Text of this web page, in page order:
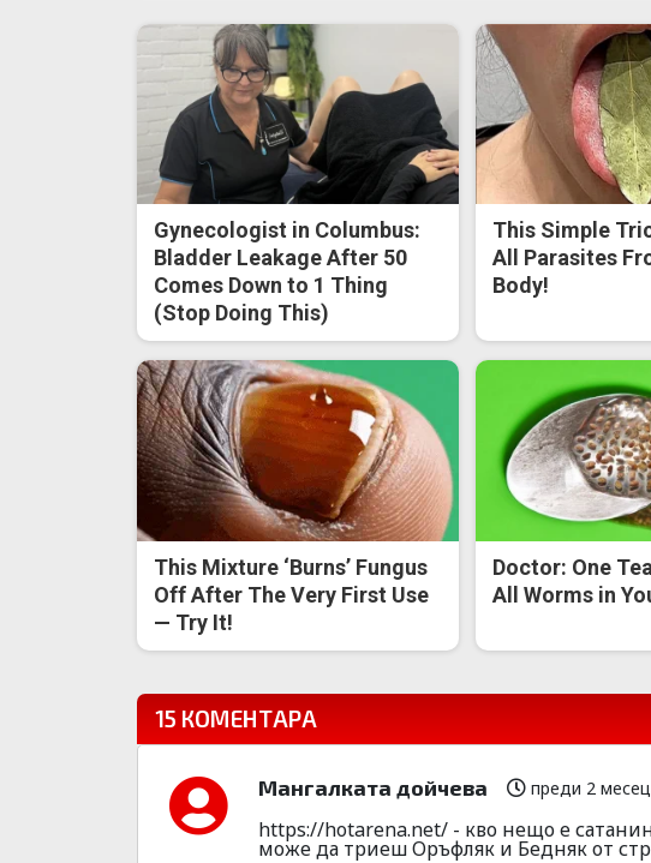
Gynecologist in Columbus:
Bladder Leakage After 50
Comes Down to 1 Thing
(Stop Doing This)
This Simple
All Parasites
Body!
This Mixture ‘Burns’ Fungus
Off After The Very First Use
— Try It!
Doctor: One
All Worms in
15 КОМЕНТАРА
Мангалката дойчева преди 2
https://hotarena.net/ - кво нещо е
може да триеш Оръфляк и Бедняк от